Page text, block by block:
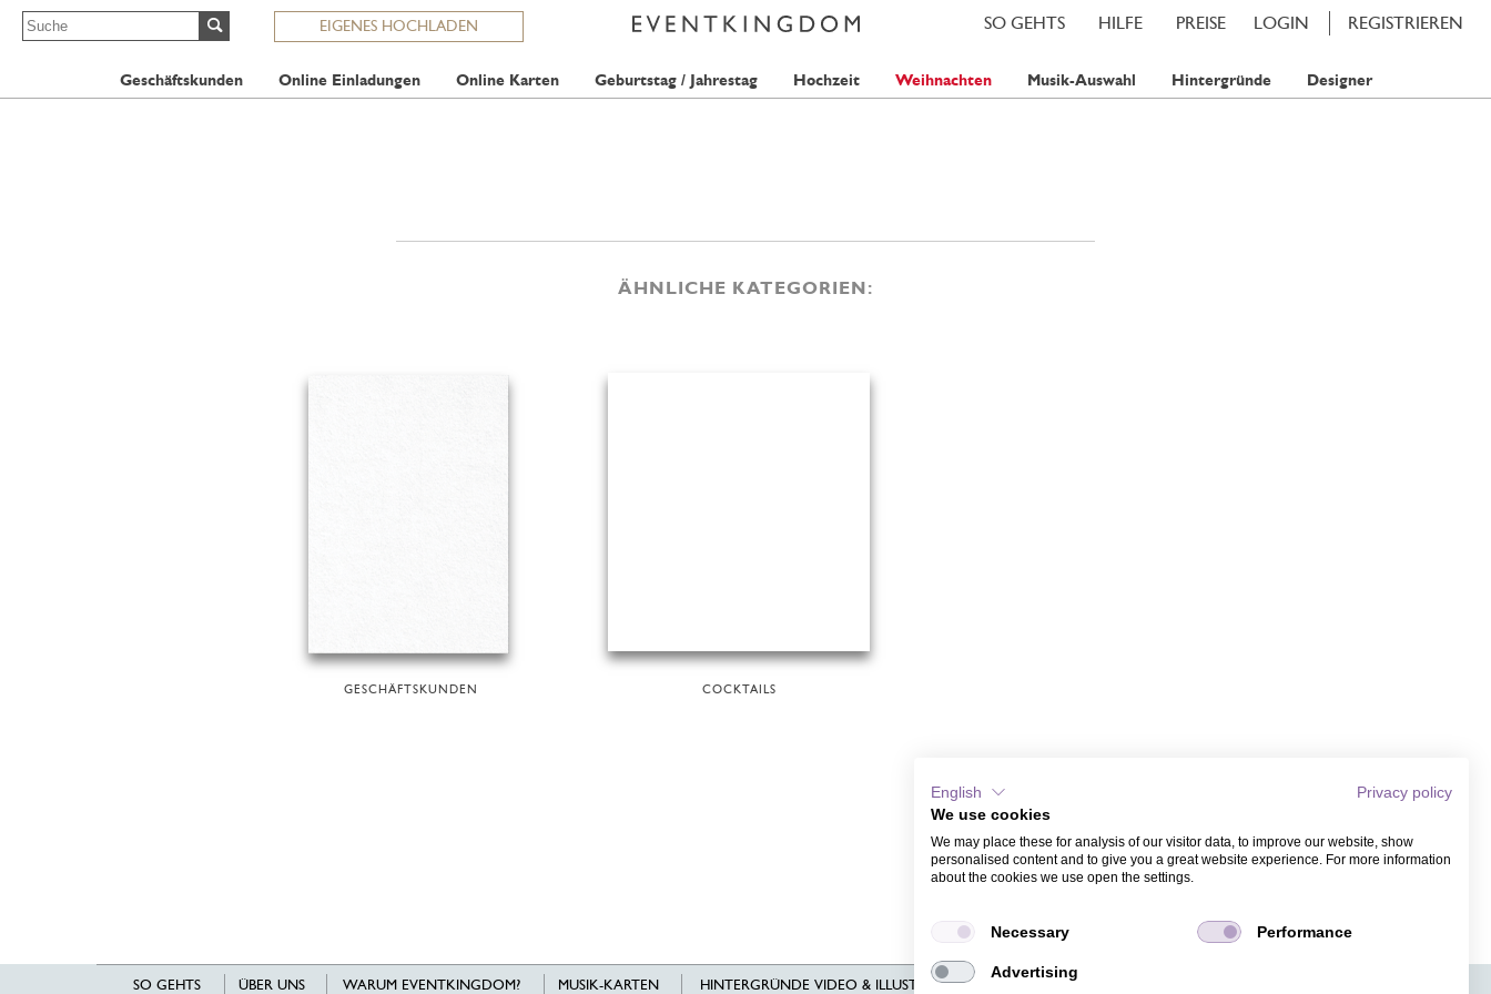
EIGENES HOCHLADEN LOGIN REGISTRIEREN
PREISE
HILFE
SO GEHTS
Geschäftskunden Online Einladungen Online Karten Geburtstag / Jahrestag Hochzeit Weihnachten Musik-Auswahl Hintergründe Designer
ÄHNLICHE KATEGORIEN:
GESCHÄFTSKUNDEN COCKTAILS
SO GEHTS ÜBER UNS WARUM EVENTKINGDOM? MUSIK-KARTEN HINTERGRÜNDE VIDEO & ILLUSTRATIONEN
English
Privacy policy
We use cookies
We may place these for analysis of our visitor data, to improve our website, show
personalised content and to give you a great website experience. For more information
about the cookies we use open the settings.
Necessary Performance
Advertising